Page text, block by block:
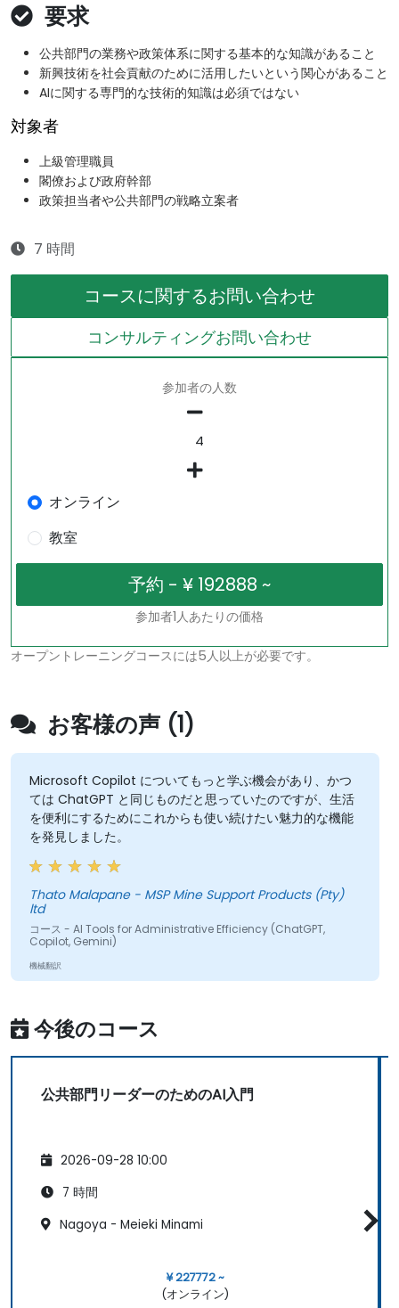
要求
公共部門の業務や政策体系に関する基本的な知識があること
新興技術を社会貢献のために活用したいという関心があること
AIに関する専門的な技術的知識は必須ではない
対象者
上級管理職員
閣僚および政府幹部
政策担当者や公共部門の戦略立案者
7 時間
コースに関するお問い合わせ
コンサルティングお問い合わせ
参加者の人数
オンライン
教室
参加者1人あたりの価格
オープントレーニングコースには5人以上が必要です。
お客様の声 (1)
Microsoft Copilot についてもっと学ぶ機会があり、かつ
ては ChatGPT と同じものだと思っていたのですが、生活
を便利にするためにこれからも使い続けたい魅力的な機能
を発見しました。
Thato Malapane - MSP Mine Support Products (Pty)
ltd
コース - AI Tools for Administrative Efficiency (ChatGPT,
Copilot, Gemini)
機械翻訳
今後のコース
公共部門リーダーのためのAI入門
2026-09-28 10:00
7 時間
Nagoya - Meieki Minami
¥ 227772 ~
(オンライン)